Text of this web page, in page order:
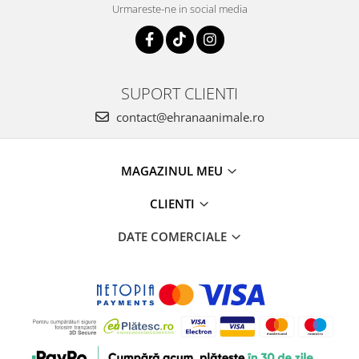
Urmareste-ne in social media
SUPORT CLIENTI
contact@ehranaanimale.ro
MAGAZINUL MEU
CLIENTI
DATE COMERCIALE